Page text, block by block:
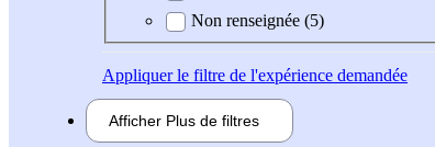
Non renseignée (5)
Appliquerle filtre de l'expérience demandée
Afficher Plus de filtres